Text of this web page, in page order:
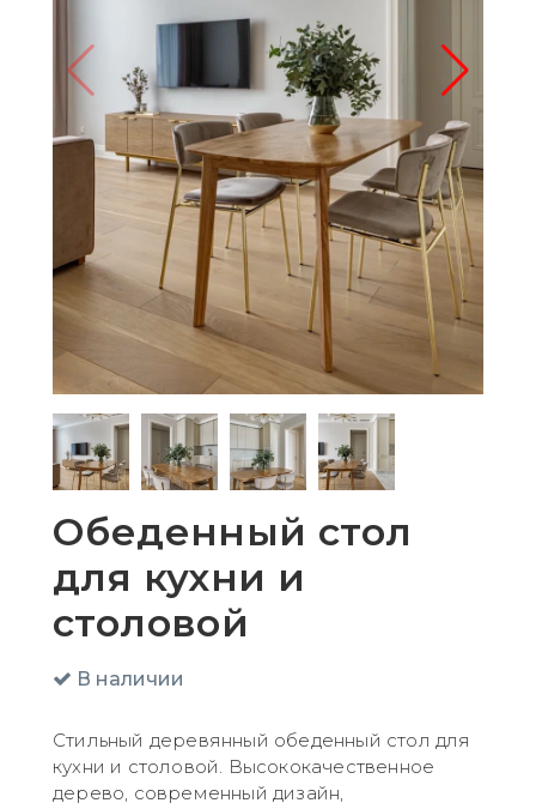
Обеденный стол
для кухни и
столовой
В наличии
Стильный деревянный обеденный стол для
кухни и столовой. Высококачественное
дерево, современный дизайн,